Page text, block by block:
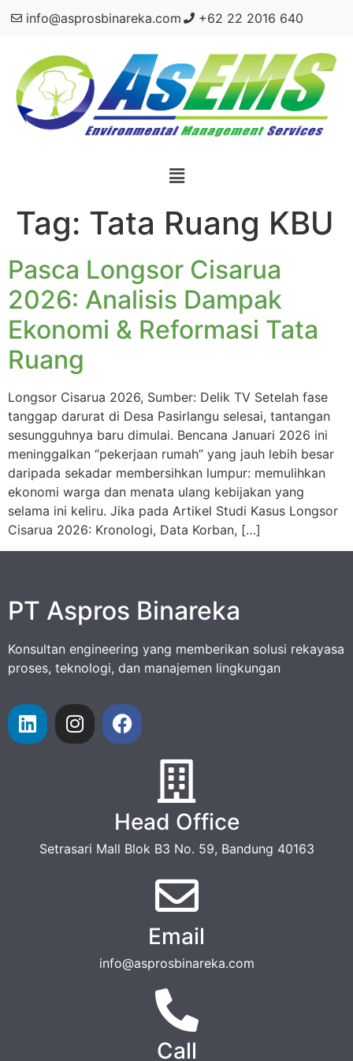
info@asprosbinareka.com +62 22 2016 640
Tag: Tata Ruang KBU
Pasca Longsor Cisarua
2026: Analisis Dampak
Ekonomi & Reformasi Tata
Ruang
Longsor Cisarua 2026, Sumber: Delik TV Setelah fase
tanggap darurat di Desa Pasirlangu selesai, tantangan
sesungguhnya baru dimulai. Bencana Januari 2026 ini
meninggalkan “pekerjaan rumah” yang jauh lebih besar
daripada sekadar membersihkan lumpur: memulihkan
ekonomi warga dan menata ulang kebijakan yang
selama ini keliru. Jika pada Artikel Studi Kasus Longsor
Cisarua 2026: Kronologi, Data Korban, […]
PT Aspros Binareka
Konsultan engineering yang memberikan solusi rekayasa
proses, teknologi, dan manajemen lingkungan
Head Office
Setrasari Mall Blok B3 No. 59, Bandung 40163
Email
info@asprosbinareka.com
Call